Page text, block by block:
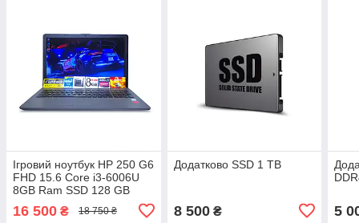
Ігровий ноутбук HP 250 G6
FHD 15.6 Core i3-6006U
8GB Ram SSD 128 GB
2GB
16 500 ₴ 18 750 ₴
Додатково SSD 1 TB
8 500₴ 5